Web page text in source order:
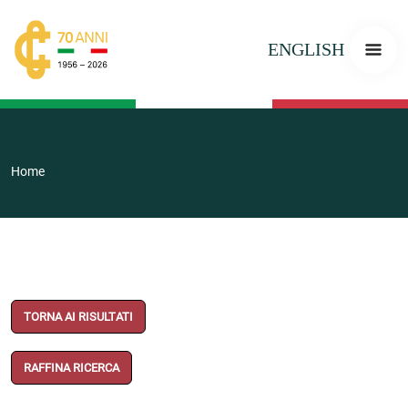
ENGLISH
Home
TORNA AI RISULTATI
RAFFINA RICERCA